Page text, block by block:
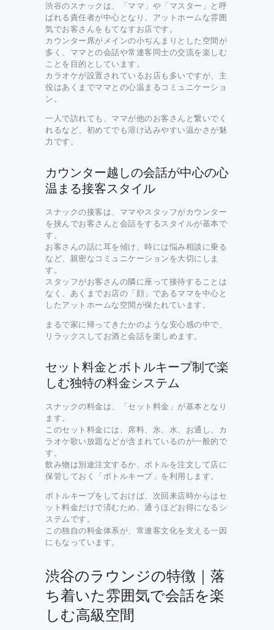
渋谷のスナックは、「ママ」や「マスター」と呼
ばれる責任者が中心となり、アットホームな雰囲
気でお客さんをもてなすお店です。
カウンター席がメインの小ぢんまりとした空間が
多く、ママとの会話や常連客同士の交流を楽しむ
ことを目的としています。
カラオケが設置されているお店も多いですが、主
役はあくまでママとの心温まるコミュニケーショ
ン。
一人で訪れても、ママが他のお客さんと繋いでく
れるなど、初めてでも溶け込みやすい温かさが魅
力です。
カウンター越しの会話が中心の心
温まる接客スタイル
スナックの接客は、ママやスタッフがカウンター
を挟んでお客さんと会話をするスタイルが基本で
す。
お客さんの話に耳を傾け、時には悩み相談に乗る
など、親密なコミュニケーションを大切にしま
す。
スタッフがお客さんの隣に座って接待することは
なく、あくまでお店の「顔」であるママを中心と
したアットホームな空間が保たれています。
まるで家に帰ってきたかのような安心感の中で、
リラックスしてお酒と会話を楽しめます。
セット料金とボトルキープ制で楽
しむ独特の料金システム
スナックの料金は、「セット料金」が基本となり
ます。
このセット料金には、席料、氷、水、お通し、カ
ラオケ歌い放題などが含まれているのが一般的で
す。
飲み物は別途注文するか、ボトルを注文して店に
保管しておく「ボトルキープ」を利用します。
ボトルキープをしておけば、次回来店時からはセ
ット料金だけで済むため、通うほどお得になるシ
ステムです。
この独自の料金体系が、常連客文化を支える一因
にもなっています。
渋谷のラウンジの特徴｜落
ち着いた雰囲気で会話を楽
しむ高級空間